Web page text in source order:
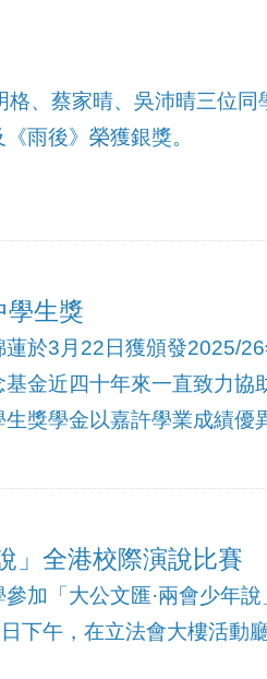
、蔡家晴、吳沛晴三位同
雨後》榮獲銀獎。
學生獎
於3月22日獲頒發2025/
金近四十年來一直致力協
獎學金以嘉許學業成績優
」全港校際演說比賽
加「大公文匯·兩會少年說
下午，在立法會大樓活動